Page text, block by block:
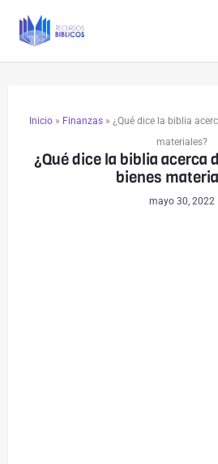
Inicio » Finanzas » ¿Qué dice la biblia
materiales?
¿Qué dice la biblia acerca
bienes
mayo 30, 2022